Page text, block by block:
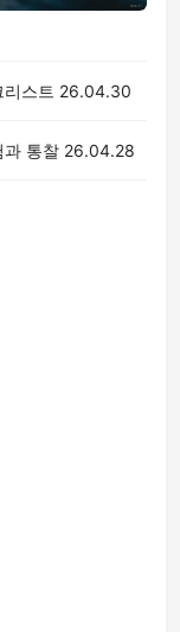
스트 26.04.30
과 통찰 26.04.28